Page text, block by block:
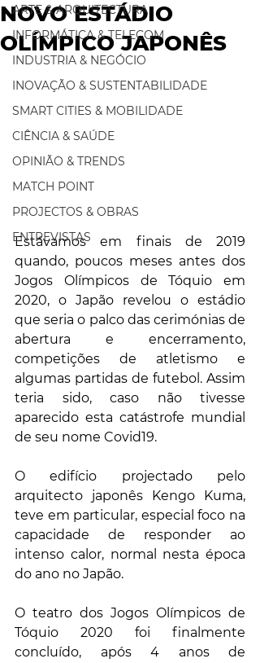
ARTE & ARQUITECTURA
INFORMÁTICA & TELECOM
INDUSTRIA & NEGÓCIO
INOVAÇÃO & SUSTENTABILIDADE
SMART CITIES & MOBILIDADE
CIÊNCIA & SAÚDE
OPINIÃO & TRENDS
MATCH POINT
PROJECTOS & OBRAS
ENTREVISTAS
NOVO ESTÁDIO
OLÍMPICO JAPONÊS
Estávamos em finais de 2019
quando, poucos meses antes dos
Jogos Olímpicos de Tóquio em
2020, o Japão revelou o estádio
que seria o palco das cerimónias de
abertura e encerramento,
competições de atletismo e
algumas partidas de futebol. Assim
teria sido, caso não tivesse
aparecido esta catástrofe mundial
de seu nome Covid19.
O edifício projectado pelo
arquitecto japonês Kengo Kuma,
teve em particular, especial foco na
capacidade de responder ao
intenso calor, normal nesta época
do ano no Japão.
O teatro dos Jogos Olímpicos de
Tóquio 2020 foi finalmente
concluído, após 4 anos de